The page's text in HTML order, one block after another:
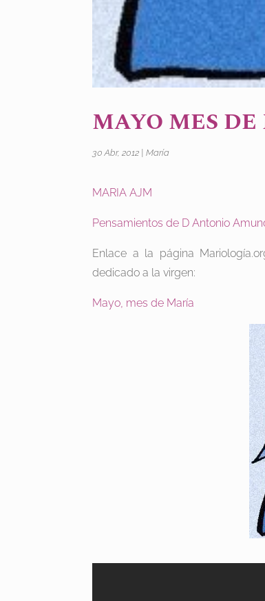
MAYO MES
30 Abr, 2012 |María
MARIA AJM
Pensamientos de D Antonio
Enlace a la página
dedicado a la virgen:
Mayo, mes de María